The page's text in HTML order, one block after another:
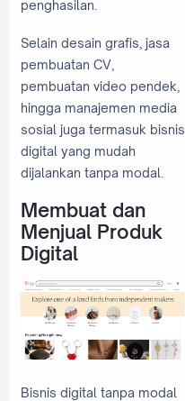
penghasilan.
Selain desain grafis, jasa
pembuatan CV,
pembuatan video pendek,
hingga manajemen media
sosial juga termasuk bisnis
digital yang mudah
dijalankan tanpa modal.
Membuat dan
Menjual Produk
Digital
Bisnis digital tanpa modal